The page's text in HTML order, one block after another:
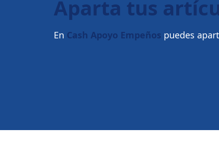
Aparta tus
En Cash Apoyo Empeños puedes